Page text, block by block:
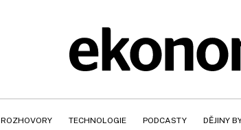
ROZHOVORY TECHNOLOGIE PODCASTY DĚJINY